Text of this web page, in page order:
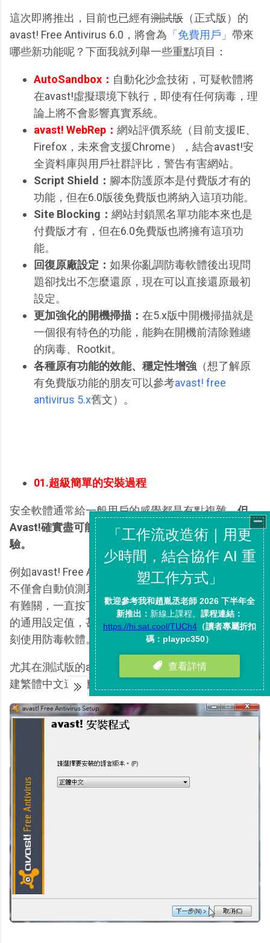
這次即將推出，目前也已經有測試版 （正式版）的
avast! Free Antivirus 6.0，將會為 「免費用戶」 帶來
哪些新功能呢？下面我就列舉一些重點項目：
AutoSandbox： 自動化沙盒技術，可疑軟體將
在avast!虛擬環境下執行，即使有任何病毒，理
論上將不會影響真實系統。
avast! WebRep： 網站評價系統（目前支援IE、
Firefox，未來會支援Chrome），結合avast!安
全資料庫與用戶社群評比，警告有害網站。
Script Shield： 腳本防護原本是付費版才有的
功能，但在6.0版後免費版也將納入這項功能。
Site Blocking： 網站封鎖黑名單功能本來也是
付費版才有，但在6.0免費版也將擁有這項功
能。
回復原廠設定： 如果你亂調防毒軟體後出現問
題卻找出不怎麼還原，現在可以直接還原最初
設定。
更加強化的開機掃描： 在5.x版中開機掃描就是
一個很有特色的功能，能夠在開機前清除難纏
的病毒、Rootkit。
各種原有功能的效能、穩定性增強 （想了解原
有免費版功能的朋友可以參考avast! free
antivirus 5.x舊文）。
01.超級簡單的安裝過程
安全軟體通常給一般用戶的感覺都是有點複雜，但
Avast!確實盡可能的提供用戶非常親切直覺的使用體
驗。
例如avast! Free Antivirus 6.0的安裝過程非常簡易，
不僅會自動偵測系統語言，而且整個安裝過程幾乎沒
有難關，一直按下一步就可以安裝完成並獲得最合適
的通用設定值，甚至安裝完不需要重新開機就可以立
刻使用防毒軟體。
尤其在測試版的avast! Free Antivirus 6.0中就已經內
建繁體中文這一點，確實很貼心。